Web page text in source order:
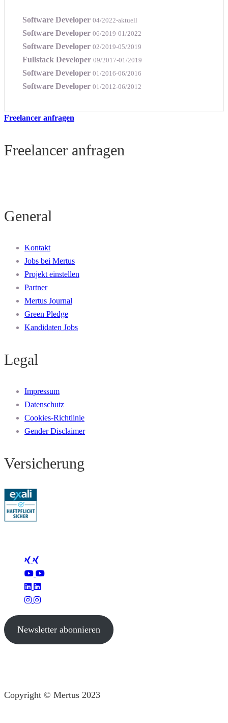
Software Developer 04/2022-aktuell
Software Developer 06/2019-01/2022
Software Developer 02/2019-05/2019
Fullstack Developer 09/2017-01/2019
Software Developer 01/2016-06/2016
Software Developer 01/2012-06/2012
Freelancer anfragen
Freelancer anfragen
General
Kontakt
Jobs bei Mertus
Projekt einstellen
Partner
Mertus Journal
Green Pledge
Kandidaten Jobs
Legal
Impressum
Datenschutz
Cookies-Richtlinie
Gender Disclaimer
Versicherung
Newsletter abonnieren
Copyright © Mertus 2023